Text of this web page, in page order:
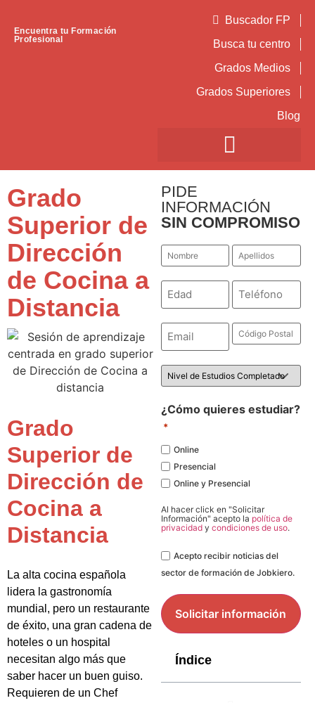
Encuentra tu Formación
Profesional
Buscador FP
Busca tu centro
Grados Medios
Grados Superiores
Blog
Grado
Superior de
Dirección
de Cocina a
Distancia
Grado
Superior de
Dirección de
Cocina a
Distancia
La alta cocina española
lidera la gastronomía
mundial, pero un restaurante
de éxito, una gran cadena de
hoteles o un hospital
necesitan algo más que
saber hacer un buen guiso.
Requieren de un Chef
PIDE
INFORMACIÓN
SIN COMPROMISO
Nombre Apellidos
*
Número Teléfono
Email
Código
Postal
Nivel
de
¿Cómo quieres estudiar?
*
Online
Presencial
Online y Presencial
Al hacer click en "Solicitar
Información" acepto la política de
privacidad y condiciones de uso.
LegalAcepto recibir noticias del
sector de formación de Jobkiero.
Índice